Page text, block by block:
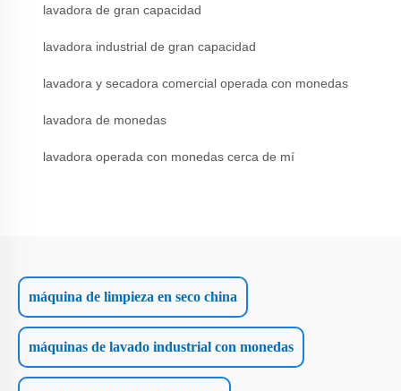
lavadora de gran capacidad
lavadora industrial de gran capacidad
lavadora y secadora comercial operada con monedas
lavadora de monedas
lavadora operada con monedas cerca de mí
máquina de limpieza en seco china
máquinas de lavado industrial con monedas